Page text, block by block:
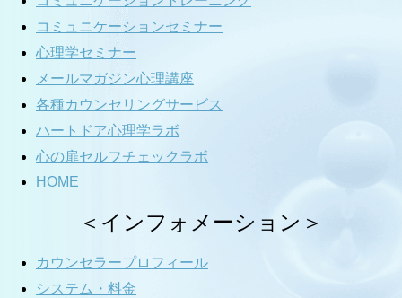
コミュニケーションセミナー
心理学セミナー
メールマガジン心理講座
各種カウンセリングサービス
ハートドア心理学ラボ
心の扉セルフチェックラボ
HOME
＜インフォメーション＞
カウンセラープロフィール
システム・料金